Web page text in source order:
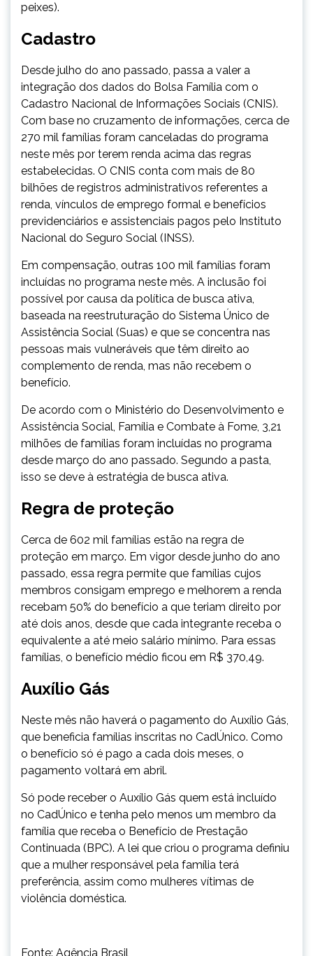
peixes).
Cadastro
Desde julho do ano passado, passa a valer a
integração dos dados do Bolsa Família com o
Cadastro Nacional de Informações Sociais (CNIS).
Com base no cruzamento de informações, cerca de
270 mil famílias foram canceladas do programa
neste mês por terem renda acima das regras
estabelecidas. O CNIS conta com mais de 80
bilhões de registros administrativos referentes a
renda, vínculos de emprego formal e benefícios
previdenciários e assistenciais pagos pelo Instituto
Nacional do Seguro Social (INSS).
Em compensação, outras 100 mil famílias foram
incluídas no programa neste mês. A inclusão foi
possível por causa da política de busca ativa,
baseada na reestruturação do Sistema Único de
Assistência Social (Suas) e que se concentra nas
pessoas mais vulneráveis que têm direito ao
complemento de renda, mas não recebem o
benefício.
De acordo com o Ministério do Desenvolvimento e
Assistência Social, Família e Combate à Fome, 3,21
milhões de famílias foram incluídas no programa
desde março do ano passado. Segundo a pasta,
isso se deve à estratégia de busca ativa.
Regra de proteção
Cerca de 602 mil famílias estão na regra de
proteção em março. Em vigor desde junho do ano
passado, essa regra permite que famílias cujos
membros consigam emprego e melhorem a renda
recebam 50% do benefício a que teriam direito por
até dois anos, desde que cada integrante receba o
equivalente a até meio salário mínimo. Para essas
famílias, o benefício médio ficou em R$ 370,49.
Auxílio Gás
Neste mês não haverá o pagamento do Auxílio Gás,
que beneficia famílias inscritas no CadÚnico. Como
o benefício só é pago a cada dois meses, o
pagamento voltará em abril.
Só pode receber o Auxílio Gás quem está incluído
no CadÚnico e tenha pelo menos um membro da
família que receba o Benefício de Prestação
Continuada (BPC). A lei que criou o programa definiu
que a mulher responsável pela família terá
preferência, assim como mulheres vítimas de
violência doméstica.
Fonte: Agência Brasil